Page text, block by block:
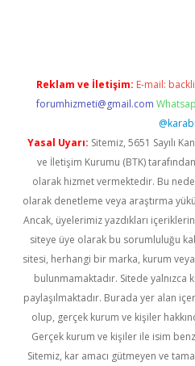
Reklam ve İletişim: E-mail:
forumhizmeti@gmail.com
Yasal Uyarı: Sitemiz, 5651 Sayılı
ve İletişim Kurumu (BTK)
olarak hizmet vermektedir. Bu
olarak denetleme veya araştırma
Ancak, üyelerimiz yazdıkları
siteye üye olarak bu sorumluluğu
sitesi, herhangi bir marka, kurum
bulunmamaktadır. Sitede yalnızca
paylaşılmaktadır. Burada yer alan
olup, gerçek kurum ve kişiler
Gerçek kurum ve kişiler ile isim
Sitemiz, kar amacı gütmeyen ve